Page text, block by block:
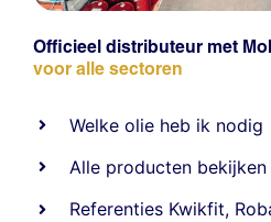
Officieel distributeur met
voor alle sectoren
Welke olie heb ik nodig
Alle producten bekijken
Referenties Kwikfit,